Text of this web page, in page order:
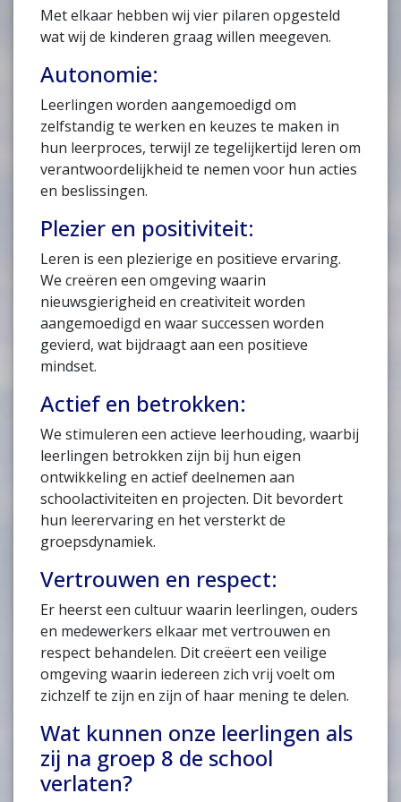
Met elkaar hebben wij vier pilaren opgesteld
wat wij de kinderen graag willen meegeven.
Autonomie:
Leerlingen worden aangemoedigd om
zelfstandig te werken en keuzes te maken in
hun leerproces, terwijl ze tegelijkertijd leren om
verantwoordelijkheid te nemen voor hun acties
en beslissingen.
Plezier en positiviteit:
Leren is een plezierige en positieve ervaring.
We creëren een omgeving waarin
nieuwsgierigheid en creativiteit worden
aangemoedigd en waar successen worden
gevierd, wat bijdraagt aan een positieve
mindset.
Actief en betrokken:
We stimuleren een actieve leerhouding, waarbij
leerlingen betrokken zijn bij hun eigen
ontwikkeling en actief deelnemen aan
schoolactiviteiten en projecten. Dit bevordert
hun leerervaring en het versterkt de
groepsdynamiek.
Vertrouwen en respect:
Er heerst een cultuur waarin leerlingen, ouders
en medewerkers elkaar met vertrouwen en
respect behandelen. Dit creëert een veilige
omgeving waarin iedereen zich vrij voelt om
zichzelf te zijn en zijn of haar mening te delen.
Wat kunnen onze leerlingen als
zij na groep 8 de school
verlaten?